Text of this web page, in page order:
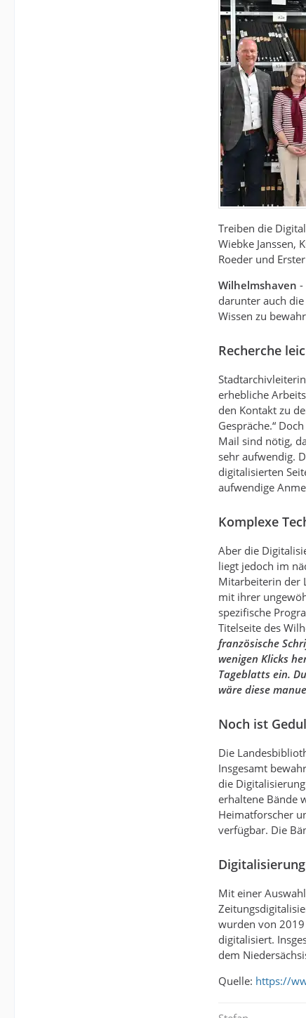
Treiben die
Wiebke Janssen,
Roeder und
Wilhelmshaven -
darunter auch
Wissen zu
Recherche
erhebliche
den Kontakt zu
Gespräche.“
Mail sind nötig,
sehr aufwendig.
digitalisierten
aufwendige
Komplexe
Aber die
liegt jedoch im
Mitarbeiterin der
mit ihrer
spezifische
Titelseite des
französische
wenigen Klicks
Tageblatts ein.
wäre diese
Noch ist
Die
Insgesamt
die
erhaltene Bände
Heimatforscher
verfügbar. Die
Mit einer
wurden von 2019
digitalisiert.
dem
Quelle: https://